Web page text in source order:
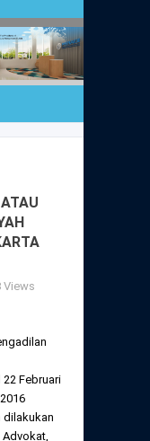
Anggota
Domisili
Sumpah
Pusat
Views
Februari
dilakukan